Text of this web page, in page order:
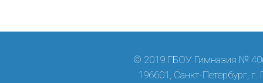
© 2019 ГБОУ Гимназия №
196601, Санкт-Петербург,